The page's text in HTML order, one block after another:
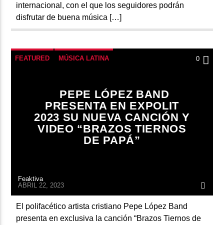
internacional, con el que los seguidores podrán
disfrutar de buena música […]
FEATURED MÚSICA LATINA 0
PEPE LÓPEZ BAND
PRESENTA EN EXPOLIT
2023 SU NUEVA CANCIÓN Y
VIDEO “BRAZOS TIERNOS
DE PAPÁ”
Feaktiva
ABRIL 22, 2023
El polifacético artista cristiano Pepe López Band
presenta en exclusiva la canción “Brazos Tiernos de